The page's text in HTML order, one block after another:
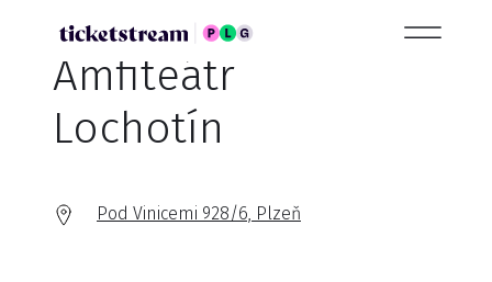
Amfiteátr
Lochotín
Pod Vinicemi 928/6, Plzeň